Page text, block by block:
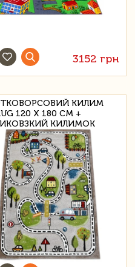
3152 грн
КИЛИМ
120 Х 180 СМ +
КИЛИМОК
120 Х 160 СМ